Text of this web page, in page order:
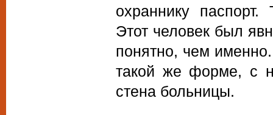
охраннику
Этот человек был
понятно, чем
такой же форме, с
стена больницы.